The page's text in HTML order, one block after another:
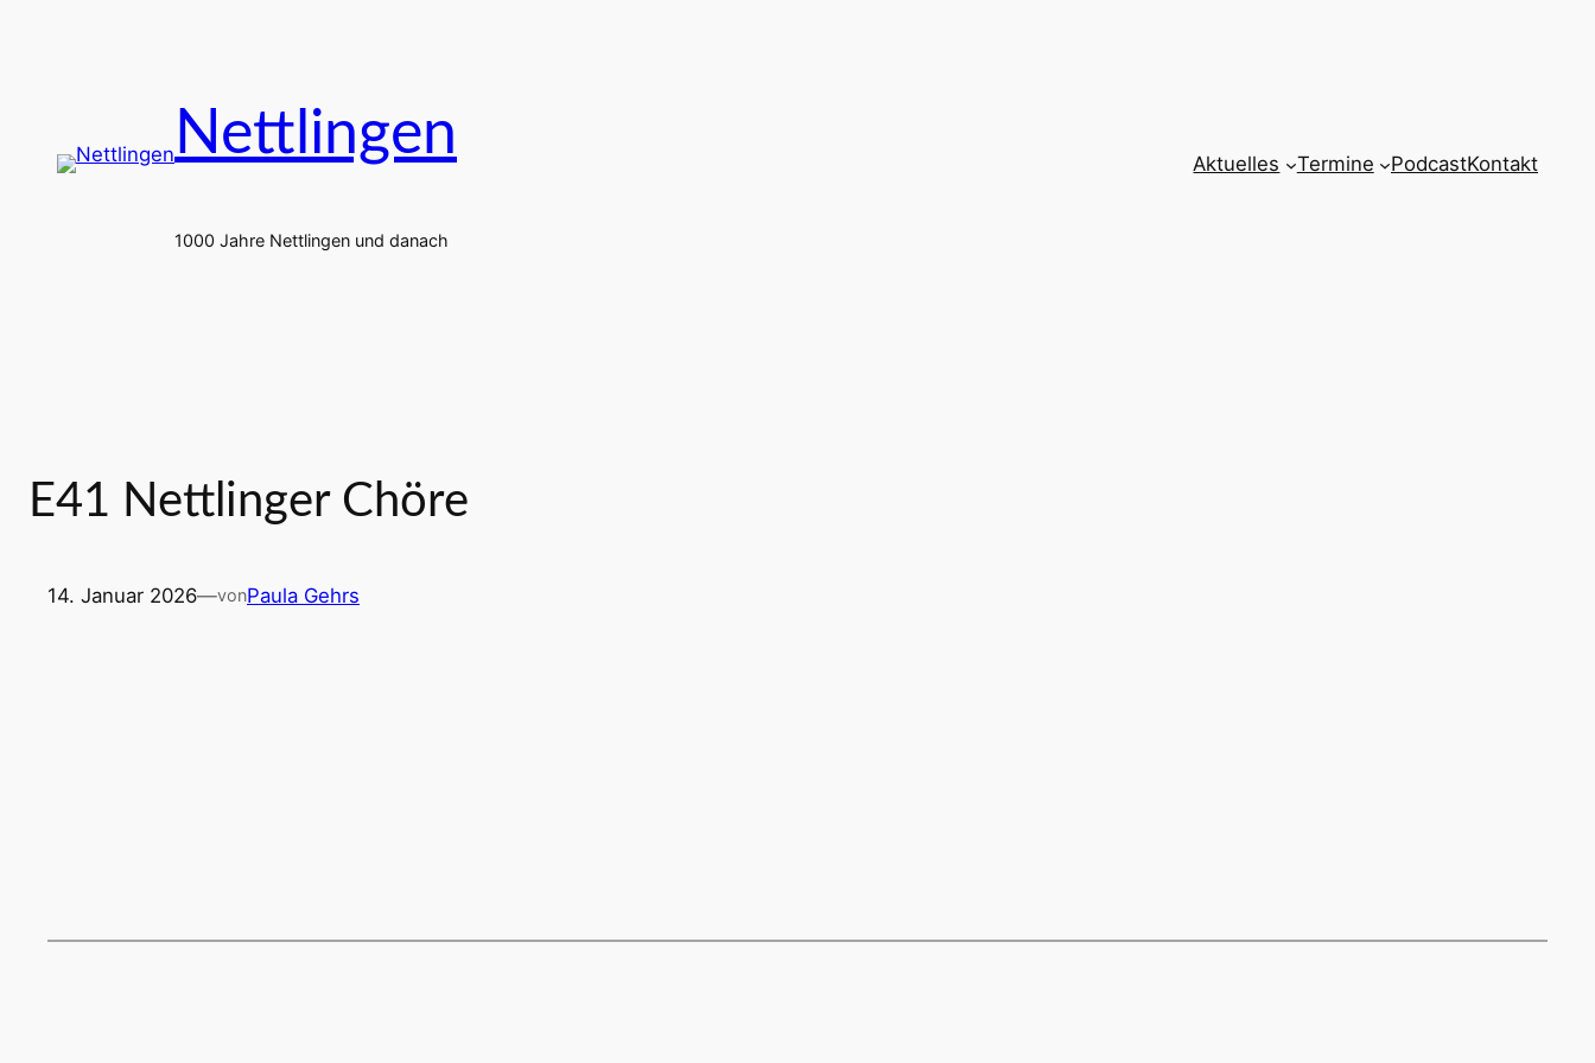
Nettlingen
1000 Jahre Nettlingen und danach
Aktuelles Termine PodcastKontakt
E41 Nettlinger Chöre
14. Januar 2026—vonPaula Gehrs